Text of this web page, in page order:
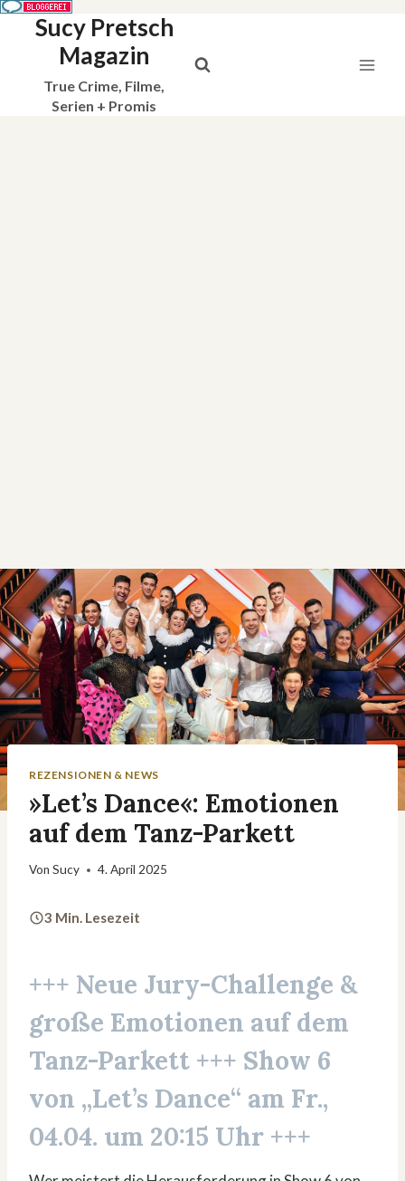
Sucy Pretsch
Magazin
True Crime, Filme,
Serien + Promis
REZENSIONEN & NEWS
»Let’s Dance«: Emotionen
auf dem Tanz-Parkett
Von Sucy 4. April 2025
3 Min. Lesezeit
+++ Neue Jury-Challenge &
große Emotionen auf dem
Tanz-Parkett +++ Show 6
von „Let’s Dance“ am Fr.,
04.04. um 20:15 Uhr +++